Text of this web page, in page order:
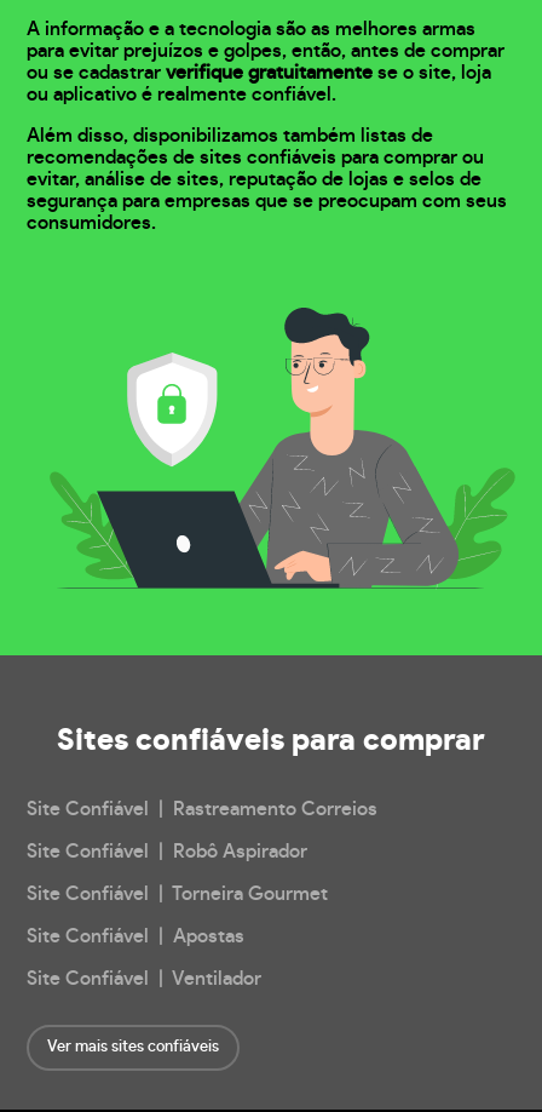
A informação e a tecnologia são as melhores armas
para evitar prejuízos e golpes, então, antes de comprar
ou se cadastrarverifique gratuitamente se o site, loja
ou aplicativo é realmente confiável.
Além disso, disponibilizamos também listas de
recomendações de sites confiáveis para comprar ou
evitar, análise de sites, reputação de lojas e selos de
segurança para empresas que se preocupam com seus
consumidores.
Sites confiáveis para comprar
Site Confiável | Rastreamento Correios
Site Confiável | Robô Aspirador
Site Confiável | Torneira Gourmet
Site Confiável | Apostas
Site Confiável | Ventilador
Ver mais sites confiáveis